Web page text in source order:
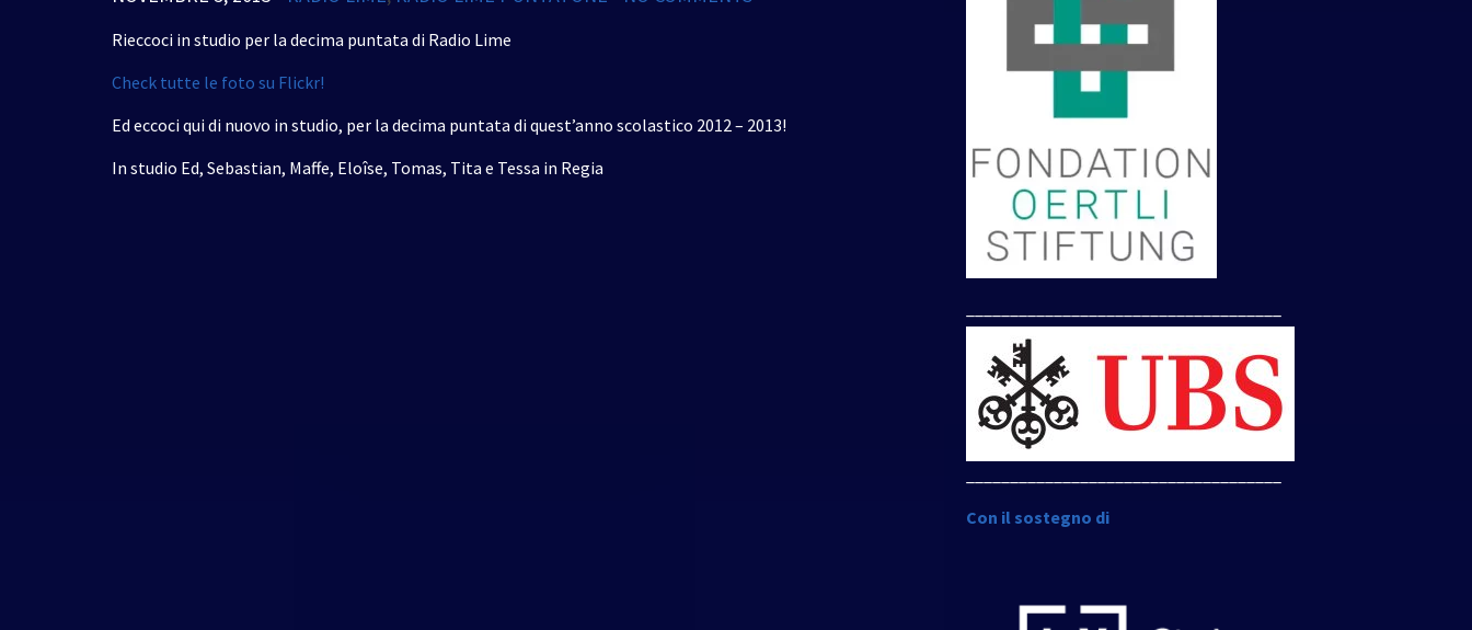
Rieccoci in studio per la decima puntata di Radio Lime
Check tutte le foto su Flickr!
Ed eccoci qui di nuovo in studio, per la decima puntata di quest’anno scolastico 2012 – 2013!
In studio Ed, Sebastian, Maffe, Eloîse, Tomas, Tita e Tessa in Regia
Con il sostegno di